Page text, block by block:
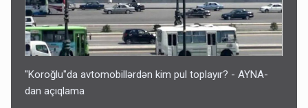
"Koroğlu"da avtomobillərdən kim pul toplayır? - AYNA-
dan açıqlama